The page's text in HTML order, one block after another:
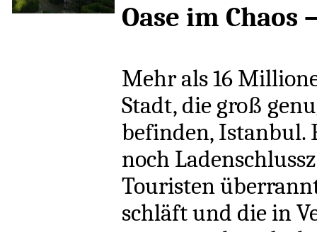
Oase im
Mehr als 16
Stadt, die groß
befinden, Istanbul.
noch
Touristen
schläft und die in